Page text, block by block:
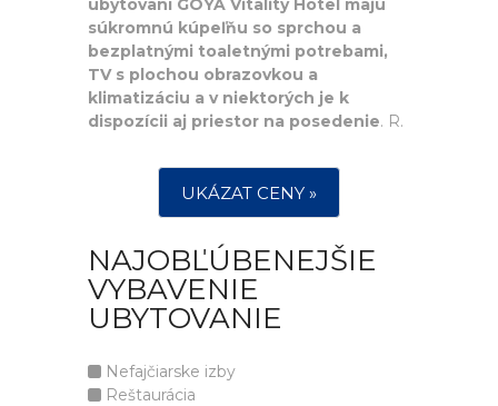
ubytovaní GOYA Vitality Hotel majú
súkromnú kúpeľňu so sprchou a
bezplatnými toaletnými potrebami,
TV s plochou obrazovkou a
klimatizáciu a v niektorých je k
dispozícii aj priestor na posedenie. R.
UKÁZAT CENY »
NAJOBĽÚBENEJŠIE
VYBAVENIE
UBYTOVANIE
Nefajčiarske izby
Reštaurácia